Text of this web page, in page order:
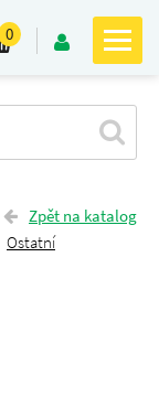
0
Zpět na katalog
Ostatní